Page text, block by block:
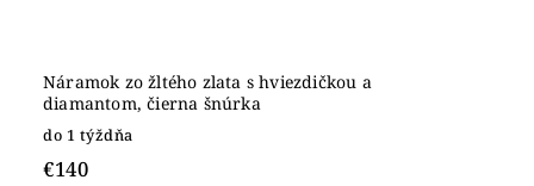
Náramok zo žltého zlata s hviezdičkou a
diamantom, čierna šnúrka
do 1 týždňa
€140